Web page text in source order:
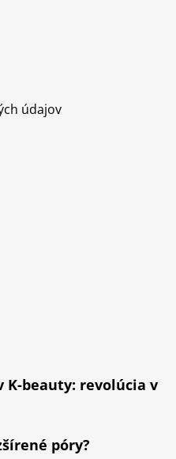
údajov
beauty: revolúcia v
póry?